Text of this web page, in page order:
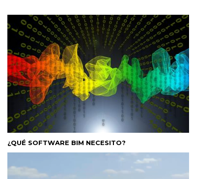
¿QUÉ SOFTWARE BIM NECESITO?